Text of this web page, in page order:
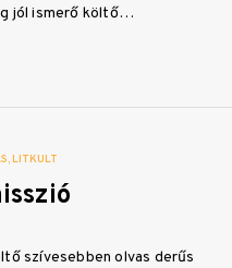
jól ismerő költő…
LITKULT
szívesebben olvas derűs